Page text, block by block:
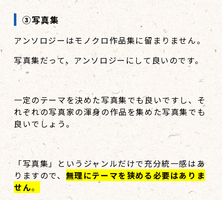
③写真集
アンソロジーはモノクロ作品集に留まりません。
写真集だって、アンソロジーにして良いのです。
一定のテーマを決めた写真集でも良いですし、そ
れぞれの写真家の渾身の作品を集めた写真集でも
良いでしょう。
「写真集」というジャンルだけで充分統一感はあ
りますので、 無理にテーマを狭める必要はありま
せん。